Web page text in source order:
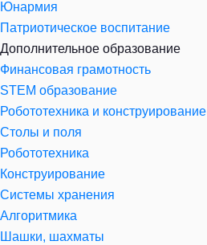
Юнармия
Патриотическое воспитание
Дополнительное образование
Финансовая грамотность
STEM образование
Робототехника и конструирование
Столы и поля
Робототехника
Конструирование
Системы хранения
Алгоритмика
Шашки, шахматы